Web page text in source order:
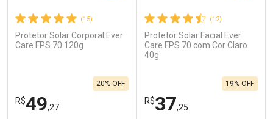
(15)
Protetor Solar Corporal Ever
Care FPS 70 120g
R$49,27
20% OFF
(12)
Protetor Solar Facial Ever
Care FPS 70 com Cor Claro
40g
R$37,25
19% OFF